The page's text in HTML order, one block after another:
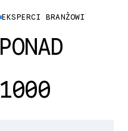
EKSPERCI BRANŻOWI
PONAD
1000